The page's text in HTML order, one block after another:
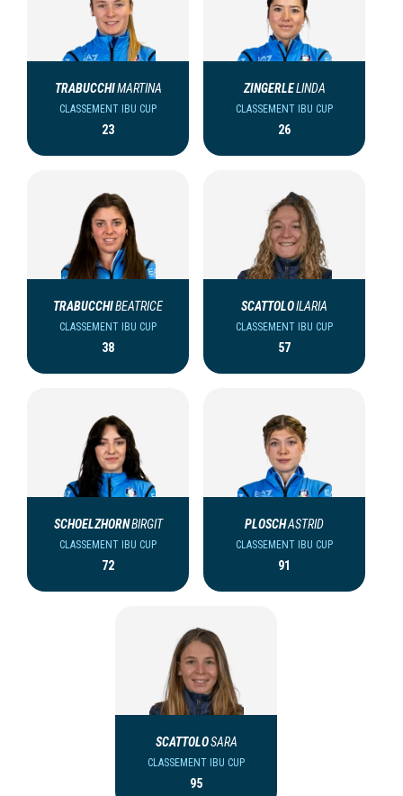
TRABUCCHIMARTINA
CLASSEMENT IBU CUP
23
ZINGERLELINDA
CLASSEMENT IBU CUP
26
TRABUCCHIBEATRICE
CLASSEMENT IBU CUP
38
SCATTOLOILARIA
CLASSEMENT IBU CUP
57
SCHOELZHORNBIRGIT
CLASSEMENT IBU CUP
72
PLOSCHASTRID
CLASSEMENT IBU CUP
91
SCATTOLOSARA
CLASSEMENT IBU CUP
95